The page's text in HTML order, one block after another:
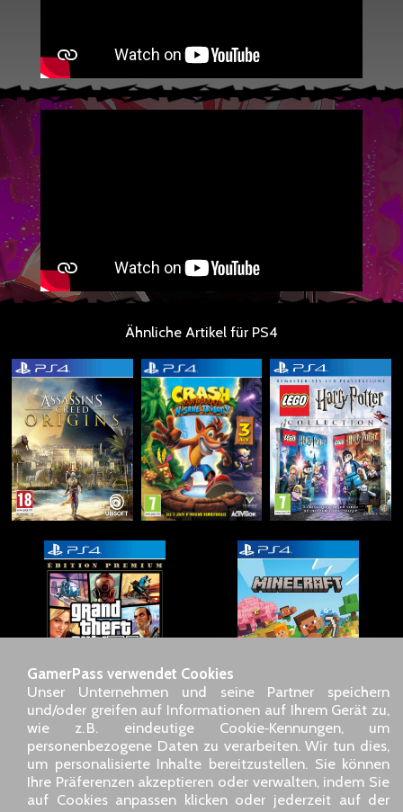
Ähnliche Artikel für PS4
GamerPass verwendet Cookies
Unser Unternehmen und seine Partner speichern
und/oder greifen auf Informationen auf Ihrem Gerät zu,
wie z. B. eindeutige Cookie‑Kennungen, um
personenbezogene Daten zu verarbeiten. Wir tun dies,
um personalisierte Inhalte bereitzustellen. Sie können
Ihre Präferenzen akzeptieren oder verwalten, indem Sie
auf Cookies anpassen klicken oder jederzeit auf der
SARL GDN GamerPass, Kundenservice telefonisch : +33 1 85
09 18 80
Unsere Adresse : 5 chemin de Daru 26100 Romans sur Isère